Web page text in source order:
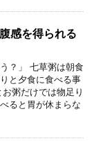
感を得られる
？」 七草粥は朝食
と夕食に食べる事
粥だけでは物足り
ると胃が休まらな